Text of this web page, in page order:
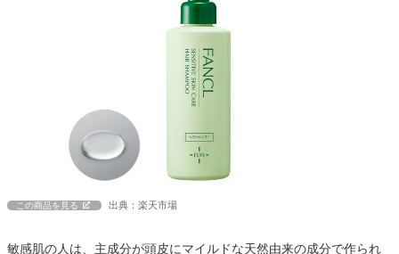
この商品を見る 出典：楽天市場
敏感肌の人は、主成分が頭皮にマイルドな天然由来の成分で作られ